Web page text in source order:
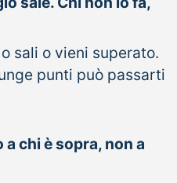
sali o vieni superato.
punti può passarti
chi è sopra, non a